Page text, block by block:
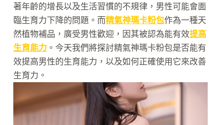
著年齡的增長以及生活習慣的不規律，男性可能會面
臨生育力下降的問題。而精氣神瑪卡粉包作為一種天
然植物補品，廣受男性歡迎，因其被認為能有效提高
生育能力 。今天我們將探討精氣神瑪卡粉包是否能有
效提高男性的生育能力，以及如何正確使用它來改善
生育力。